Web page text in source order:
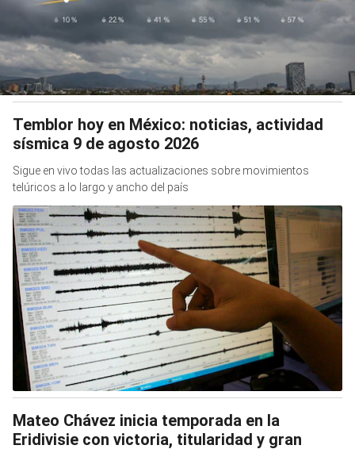
Temblor hoy en México: noticias, actividad
sísmica 9 de agosto 2026
Sigue en vivo todas las actualizaciones sobre movimientos
telúricos a lo largo y ancho del país
Mateo Chávez inicia temporada en la
Eridivisie con victoria, titularidad y gran